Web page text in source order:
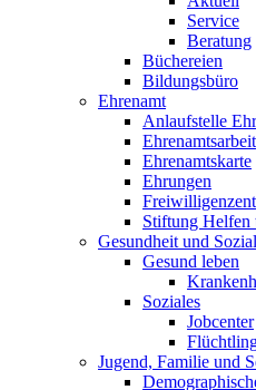
Service
Beratung
Büchereien
Bildungsbüro
Ehrenamt
Anlaufstelle
Ehrenamtsarbeit
Ehrenamtskarte
Ehrungen
Stiftung Helfen
Gesundheit und
Gesund leben
Soziales
Jobcenter
Jugend, Familie und